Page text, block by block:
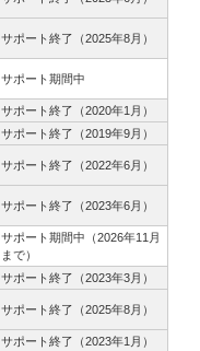
サポート終了（2025年8月）
サポート期間中
サポート終了（2020年1月）
サポート終了（2019年9月）
サポート終了（2022年6月）
サポート終了（2023年6月）
サポート期間中（2026年11月
まで）
サポート終了（2023年3月）
サポート終了（2025年8月）
サポート終了（2023年1月）